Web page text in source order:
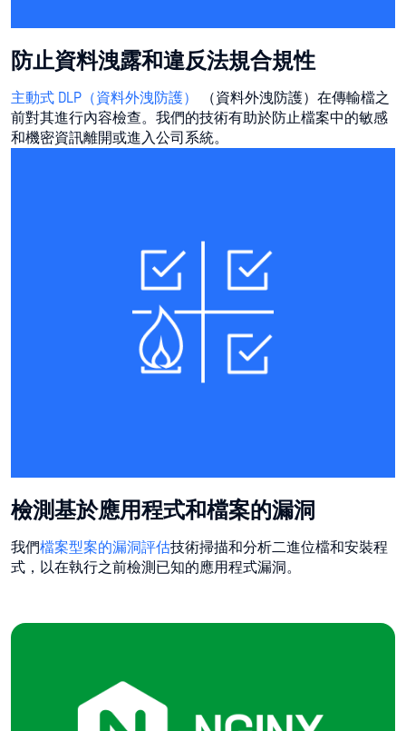
防止資料洩露和違反法規合規性
主動式 DLP（資料外洩防護）
（資料外洩防護）在傳輸檔之
前對其進行內容檢查。我們的技術有助於防止檔案中的敏感
和機密資訊離開或進入公司系統。
檢測基於應用程式和檔案的漏洞
我們檔案型案的漏洞評估技術掃描和分析二進位檔和安裝程
式，以在執行之前檢測已知的應用程式漏洞。